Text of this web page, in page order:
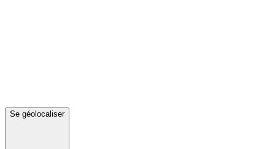
Se géolocaliser